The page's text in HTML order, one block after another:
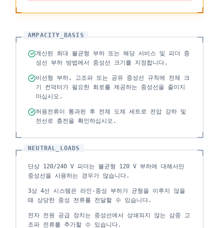
AMPACITY_BASIS
계산된 최대 불균형 부하 또는 해당 서비스 및 피더 중
성선 부하 방법에서 중성선 크기를 지정합니다.
비선형 부하, 고조파 또는 공유 중성선 규칙에 전체 크
기 컨덕터가 필요한 회로를 제공하는 중성선을 줄이지
마십시오.
허용전류이 통과된 후 전체 도체 세트로 전압 강하 및
전선로 충전을 확인하십시오.
NEUTRAL_LOADS
단상 120/240 V 피더는 불균형 120 V 부하에 대해서만
중성선을 사용하는 경우가 많습니다.
3상 4선 시스템은 라인-중성 부하가 균형을 이루지 않을
때 상당한 중성 전류를 전달할 수 있습니다.
전자 전원 공급 장치는 중성선에서 상쇄되지 않는 삼중 고
조파 전류를 추가할 수 있습니다.